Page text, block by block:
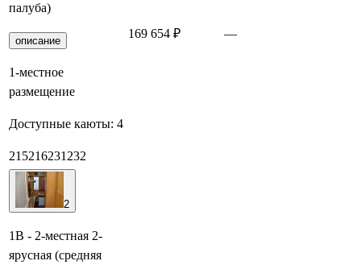
палуба)
описание
1-местное
размещение
Доступные каюты: 4
215216231 232
169 654 ₽ —
2
1В - 2-местная 2-
ярусная (средняя